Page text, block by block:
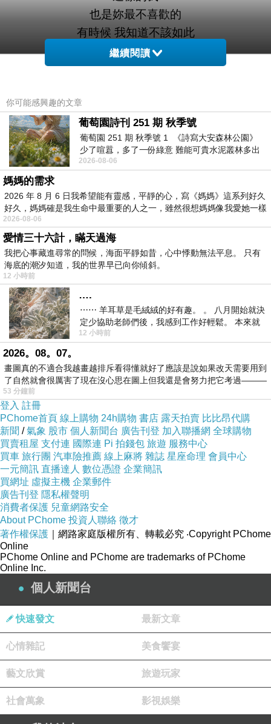
也是妳最不喜歡的
有時候 我知道不該如此
因為我的生命裡 除了妳
我知道 在某個前方
如果不好好把妳安放
我其實無法愛上另個人
自己的諾言
所以 我又打了一封信給妳
是一種進入倒數嗎
其實 我不曉得
我只明白 有時候最愛的
總是讓人糾結自擾
妳已經是個天使了
妳怎捨得 留下我一個人承受
但是 我卻心甘情願
綑綁的這些日子
會有解綁的一天
我知道那天的到來 會是一種美好
妳的阿姨叔叔
其實告訴我 好幾次 放下妳
甚至他們還想幫我安排 認識女孩
雖然 我的婉拒
但是我從來不怕讓人看穿
因為 我也真實的面對自己的心
寫滿三十封的承諾
依然有效
繼續閱讀
你可能感興趣的文章
葡萄園詩刊 251 期 秋季號
葡萄園 251 期 秋季號 1 《詩寫大安森林公園》
少了喧囂，多了一份綠意 難能可貴水泥叢林多出
一
2026-08-06
媽媽的需求
2026 年 8 月 6 日我希望能有靈感，平靜的心，寫《媽媽》這系列好久
好久，媽媽確是我生命中最重要的人之一，雖然很想媽媽像我愛她一樣
2026-08-06
愛情三十六計，瞞天過海
我把心事藏進尋常的問候，海面平靜如昔，心中悸動無法平息。 只有
海底的潮汐知道，我的世界早已向你傾斜。
12 小時前
….
⋯⋯ 羊耳草是毛絨絨的好有趣。 。 八月開始就決
定少協助老師們後，我感到工作好輕鬆。 本來就
不是我的工作啊。 真
12 小時前
2026。08。07。
畫圖真的不適合我越畫越排斥看得懂就好了應該是說如果改天需要用到
了自然就會很厲害了現在沒心思在圖上但我還是會努力把它考過———
53 分鐘前
登入 註冊
PChome首頁 線上購物 24h購物 書店 露天拍賣 比比昂代購
新聞 /氣象 股市 個人新聞台 廣告刊登 加入聯播網 全球購物
買賣租屋 支付連 國際連 Pi 拍錢包 旅遊 服務中心
買車 旅行團 汽車險推薦 線上麻將 雜誌 星座命理 會員中心
一元簡訊 直播達人 數位憑證 企業簡訊
買網址 虛擬主機 企業郵件
廣告刊登 隱私權聲明
消費者保護 兒童網路安全
About PChome 投資人聯絡 徵才
著作權保護 ｜網路家庭版權所有、轉載必究 ‧Copyright PChome
Online
PChome Online and PChome are trademarks of PChome
Online Inc.
個人新聞台
快速發文 最新文章
心情雜記 美食饗宴
藝文欣賞 旅遊玩家
社會萬象 影視娛樂